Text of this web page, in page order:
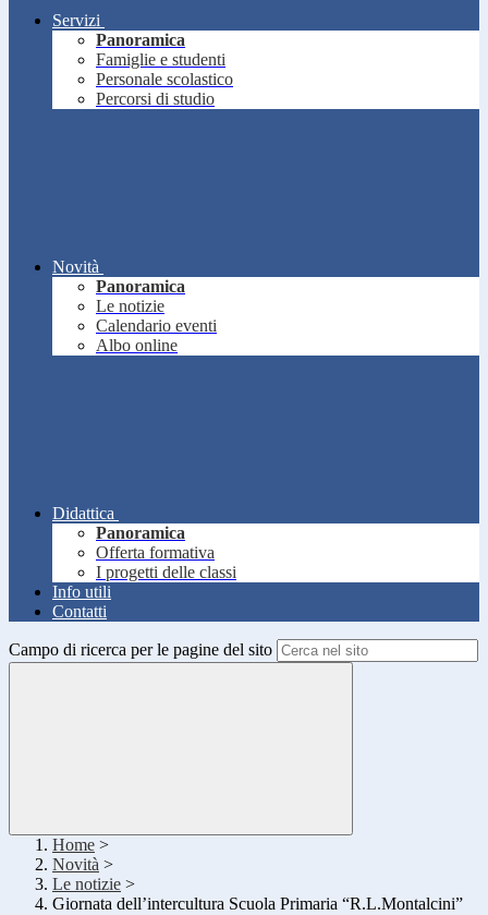
Servizi
Panoramica
Famiglie e studenti
Personale scolastico
Percorsi di studio
Novità
Panoramica
Le notizie
Calendario eventi
Albo online
Didattica
Panoramica
Offerta formativa
I progetti delle classi
Info utili
Contatti
Campo di ricerca per le pagine del sito
Home >
Novità >
Le notizie >
Giornata dell’intercultura Scuola Primaria “R.L.Montalcini”